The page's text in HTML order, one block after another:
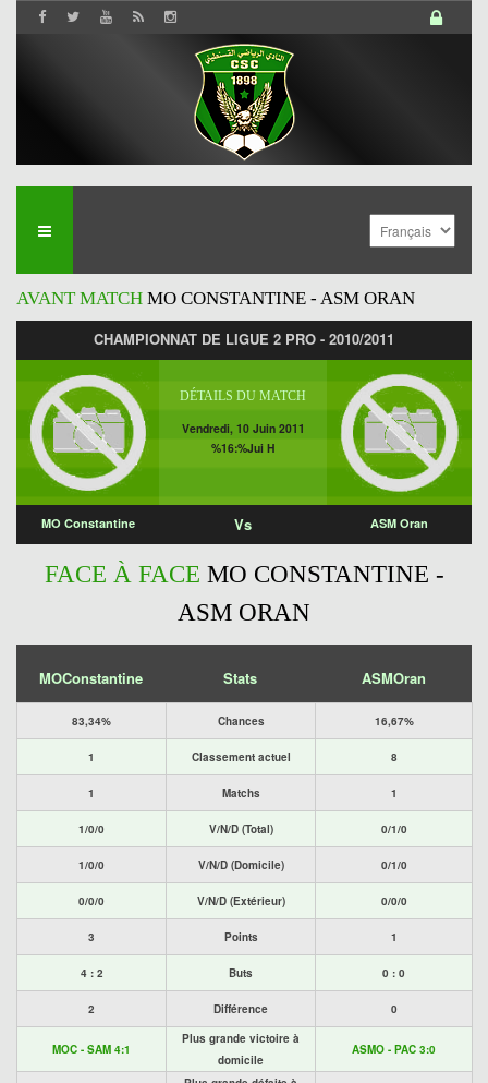
AVANT MATCH MO CONSTANTINE - ASM ORAN
CHAMPIONNAT DE LIGUE 2 PRO - 2010/2011
DÉTAILS DU MATCH
Vendredi, 10 Juin 2011
%16:%Jui H
MO Constantine Vs ASM Oran
FACE À FACE MO CONSTANTINE -
ASM ORAN
MOConstantine Stats ASMOran
83,34% Chances 16,67%
1 Classement actuel 8
1 Matchs 1
1/0/0 V/N/D (Total) 0/1/0
1/0/0 V/N/D (Domicile) 0/1/0
0/0/0 V/N/D (Extérieur) 0/0/0
3 Points 1
4 : 2 Buts 0 : 0
2 Différence 0
MOC - SAM 4:1
Plus grande victoire à
domicile
ASMO - PAC 3:0